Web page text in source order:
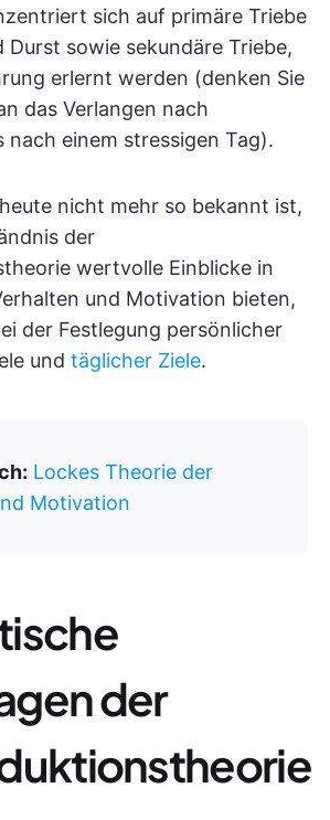
sich auf primäre Triebe
Durst sowie sekundäre Triebe,
erlernt werden (denken Sie
das Verlangen nach
nach einem stressigen Tag).
nicht mehr so bekannt ist,
der
wertvolle Einblicke in
und Motivation bieten,
der Festlegung persönlicher
und täglicher Ziele.
Lockes Theorie der
Motivation
der